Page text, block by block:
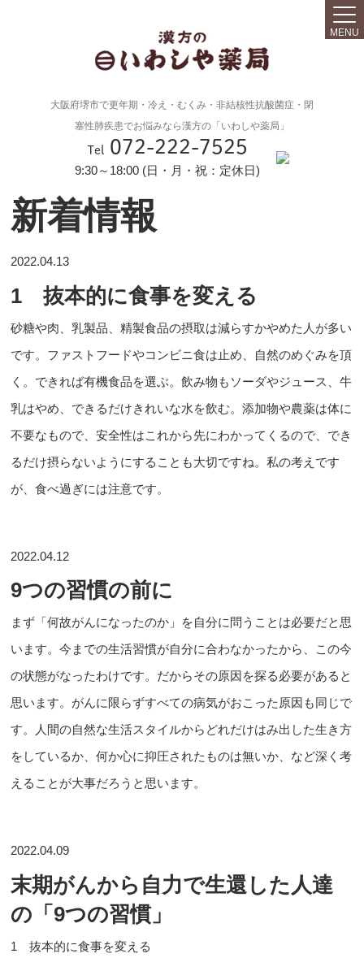
大阪府堺市で更年期・冷え・むくみ・非結核性抗酸菌症・閉
塞性肺疾患でお悩みなら漢方の「いわしや薬局」
Tel 072-222-7525
9:30～18:00 (日・月・祝：定休日)
MENU
新着情報
2022.04.13
1 抜本的に食事を変える
砂糖や肉、乳製品、精製食品の摂取は減らすかやめた人が多い
です。ファストフードやコンビニ食は止め、自然のめぐみを頂
く。できれば有機食品を選ぶ。飲み物もソーダやジュース、牛
乳はやめ、できるだけきれいな水を飲む。添加物や農薬は体に
不要なもので、安全性はこれから先にわかってくるので、でき
るだけ摂らないようにすることも大切ですね。私の考えです
が、食べ過ぎには注意です。
2022.04.12
9つの習慣の前に
まず「何故がんになったのか」を自分に問うことは必要だと思
います。今までの生活習慣が自分に合わなかったから、この今
の状態がなったわけです。だからその原因を探る必要があると
思います。がんに限らずすべての病気がおこった原因も同じで
す。人間の自然な生活スタイルからどれだけはみ出した生き方
をしているか、何か心に抑圧されたものは無いか、など深く考
えることが大事だろうと思います。
2022.04.09
末期がんから自力で生還した人達
の「9つの習慣」
1 抜本的に食事を変える